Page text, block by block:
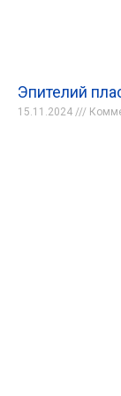
Эпителий
15.11.2024